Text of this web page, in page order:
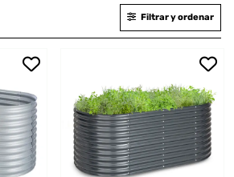
Filtrar y ordenar